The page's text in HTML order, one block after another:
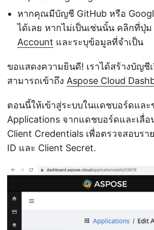
หากคุณมีบัญชี GitHub หรือ
ได้เลย หากไม่เป็นเช่นนั้น คลิกที่ปุ่ม
Account และระบุข้อมูลที่จำเป็น
ขอแสดงความยินดี! เราได้สร้างบัญชี
สามารถเข้าถึง Aspose Cloud
ตอนนี้ให้เข้าสู่ระบบในแดชบอร์ดและ
Applications จากแดชบอร์ดและเลื่อ
Client Credentials เพื่อตรวจสอบรา
ID และ Client Secret.